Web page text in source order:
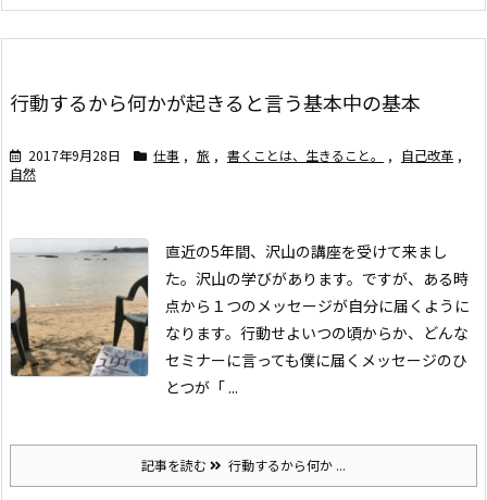
行動するから何かが起きると言う基本中の基本
2017年9月28日 仕事 , 旅 , 書くことは、生きること。 , 自己改革 ,
自然
直近の5年間、沢山の講座を受けて来まし
た。沢山の学びがあります。 ですが、ある時
点から１つのメッセージが自分に届くように
なります。 行動せよいつの頃からか、どんな
セミナーに言っても僕に届くメッセージのひ
とつが「 ...
記事を読む 行動するから何か ...